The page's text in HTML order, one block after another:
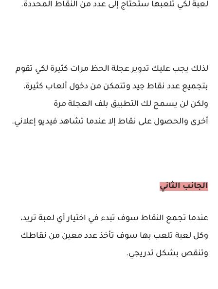
لعبة لكي تلعبها ستحتاج إلى عدد من النقاط المحددة.
لذلك يجب عليك تدوير عجلة الحظ مرات كثيرة لكي تقوم
بتجميع عدد نقاط جيد وتتمكن من دخول ألعاب كثيرة،
ولكن لن يسمح لك التطبيق بلف العجلة مرة
أخرى والحصول على نقاط إلا عندما تشاهد فيديو إعلاني.
الجانب الثاني
عندما تجمع النقاط سوف تبدء في اختيار أي لعبة تريد،
وكل لعبة تلعب بها سوف تأخذ عدد معين من نقاطك
وتنقص بشكل تدريجي.